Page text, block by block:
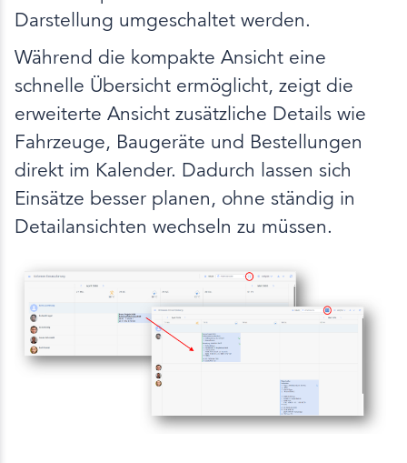
Darstellung umgeschaltet werden.
Während die kompakte Ansicht eine
schnelle Übersicht ermöglicht, zeigt die
erweiterte Ansicht zusätzliche Details wie
Fahrzeuge, Baugeräte und Bestellungen
direkt im Kalender. Dadurch lassen sich
Einsätze besser planen, ohne ständig in
Detailansichten wechseln zu müssen.